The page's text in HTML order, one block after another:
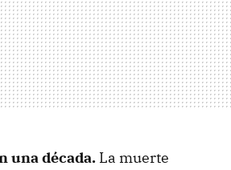
una década. La muerte